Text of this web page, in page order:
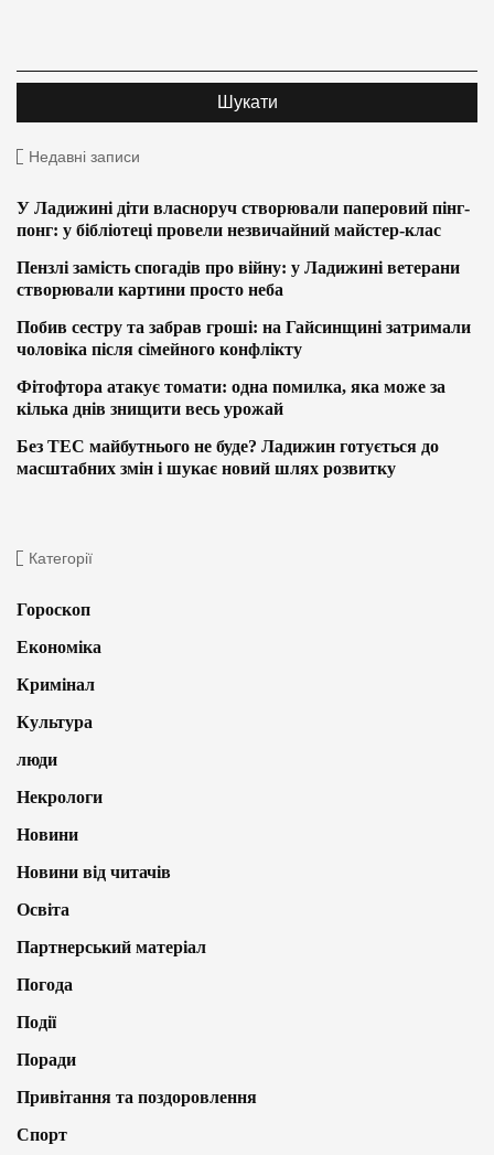
Недавні записи
У Ладижині діти власноруч створювали паперовий пінг-
понг: у бібліотеці провели незвичайний майстер-клас
Пензлі замість спогадів про війну: у Ладижині ветерани
створювали картини просто неба
Побив сестру та забрав гроші: на Гайсинщині затримали
чоловіка після сімейного конфлікту
Фітофтора атакує томати: одна помилка, яка може за
кілька днів знищити весь урожай
Без ТЕС майбутнього не буде? Ладижин готується до
масштабних змін і шукає новий шлях розвитку
Категорії
Гороскоп
Економіка
Кримінал
Культура
люди
Некрологи
Новини
Новини від читачів
Освіта
Партнерський матеріал
Погода
Події
Поради
Привітання та поздоровлення
Спорт